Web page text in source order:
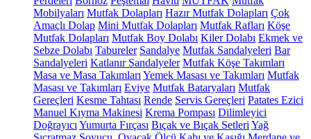
Mobilyaları Mutfak Dolapları Hazır Mutfak Dolapları Çok
Amaçlı Dolap Mini Mutfak Dolapları Mutfak Rafları Köşe
Mutfak Dolapları Mutfak Boy Dolabı Kiler Dolabı Ekmek ve
Sebze Dolabı Tabureler Sandalye Mutfak Sandalyeleri Bar
Sandalyeleri Katlanır Sandalyeler Mutfak Köşe Takımları
Masa ve Masa Takımları Yemek Masası ve Takımları Mutfak
Masası ve Takımları Eviye Mutfak Bataryaları Mutfak
Gereçleri Kesme Tahtası Rende Servis Gereçleri Patates Ezici
Manuel Kıyma Makinesi Krema Pompası Dilimleyici
Doğrayıcı Yumurta Fırçası Bıçak ve Bıçak Setleri Yağ